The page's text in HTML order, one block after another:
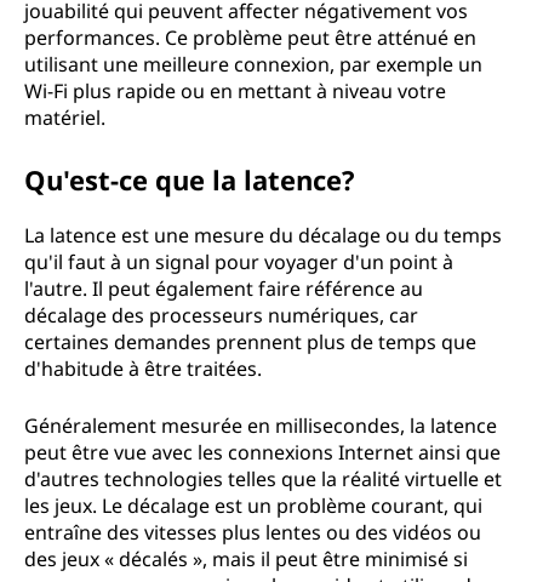
jouabilité qui peuvent affecter négativement vos
performances. Ce problème peut être atténué en
utilisant une meilleure connexion, par exemple un
Wi-Fi plus rapide ou en mettant à niveau votre
matériel.
Qu'est-ce que la latence?
La latence est une mesure du décalage ou du temps
qu'il faut à un signal pour voyager d'un point à
l'autre. Il peut également faire référence au
décalage des processeurs numériques, car
certaines demandes prennent plus de temps que
d'habitude à être traitées.
Généralement mesurée en millisecondes, la latence
peut être vue avec les connexions Internet ainsi que
d'autres technologies telles que la réalité virtuelle et
les jeux. Le décalage est un problème courant, qui
entraîne des vitesses plus lentes ou des vidéos ou
des jeux « décalés », mais il peut être minimisé si